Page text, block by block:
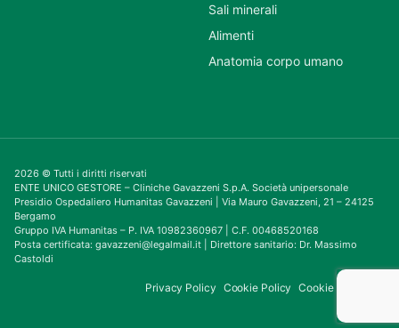
Sali minerali
Alimenti
Anatomia corpo umano
2026 © Tutti i diritti riservati
ENTE UNICO GESTORE – Cliniche Gavazzeni S.p.A. Società unipersonale
Presidio Ospedaliero Humanitas Gavazzeni | Via Mauro Gavazzeni, 21 – 24125
Bergamo
Gruppo IVA Humanitas – P. IVA 10982360967 | C.F. 00468520168
Posta certificata: gavazzeni@legalmail.it | Direttore sanitario: Dr. Massimo
Castoldi
Privacy Policy Cookie Policy Cookie Consent